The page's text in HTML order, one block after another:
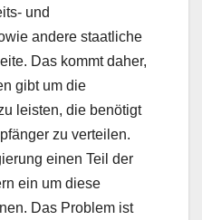
und
andere staatliche
Das kommt daher,
gibt um die
leisten, die benötigt
zu verteilen.
einen Teil der
ein um diese
Das Problem ist